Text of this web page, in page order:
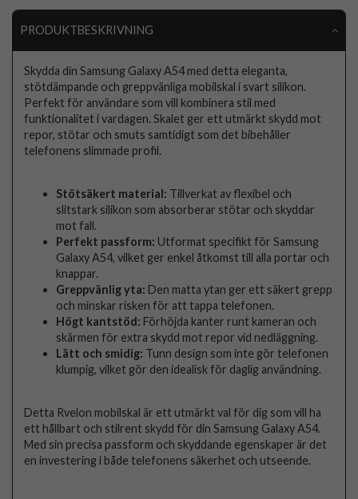
PRODUKTBESKRIVNING
Skydda din Samsung Galaxy A54 med detta eleganta,
stötdämpande och greppvänliga mobilskal i svart silikon.
Perfekt för användare som vill kombinera stil med
funktionalitet i vardagen. Skalet ger ett utmärkt skydd mot
repor, stötar och smuts samtidigt som det bibehåller
telefonens slimmade profil.
Stötsäkert material: Tillverkat av flexibel och
slitstark silikon som absorberar stötar och skyddar
mot fall.
Perfekt passform: Utformat specifikt för Samsung
Galaxy A54, vilket ger enkel åtkomst till alla portar och
knappar.
Greppvänlig yta: Den matta ytan ger ett säkert grepp
och minskar risken för att tappa telefonen.
Högt kantstöd: Förhöjda kanter runt kameran och
skärmen för extra skydd mot repor vid nedläggning.
Lätt och smidig: Tunn design som inte gör telefonen
klumpig, vilket gör den idealisk för daglig användning.
Detta Rvelon mobilskal är ett utmärkt val för dig som vill ha
ett hållbart och stilrent skydd för din Samsung Galaxy A54.
Med sin precisa passform och skyddande egenskaper är det
en investering i både telefonens säkerhet och utseende.